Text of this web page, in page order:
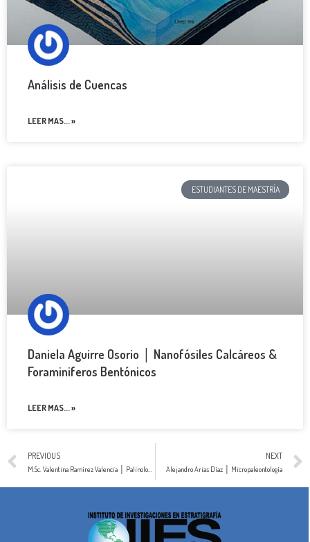
Análisis de Cuencas
LEER MAS... »
ESTUDIANTES DE MAESTRÍA
Daniela Aguirre Osorio │ Nanofósiles Calcáreos &
Foraminiferos Bentónicos
LEER MAS... »
PREVIOUS NEXT
Alejandro Arias Díaz │ Micropaleontología